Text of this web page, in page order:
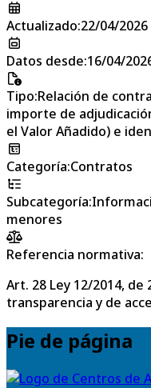
Actualizado:22/04/2026
Datos desde:16/04/
Tipo:Relación de
importe de
el Valor Añadido) e
Categoría:Contratos
Subcategoría:
menores
Referencia normativa:
Art. 28 Ley 12/2014,
transparencia y de
Pie de página